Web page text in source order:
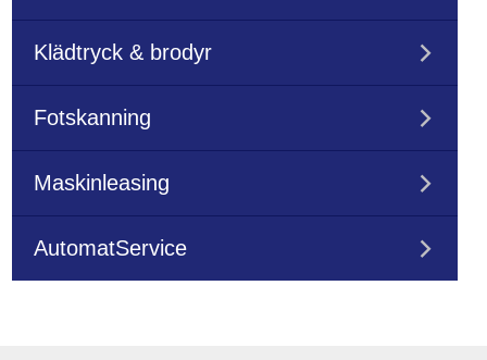
Klädtryck & brodyr
Fotskanning
Maskinleasing
AutomatService